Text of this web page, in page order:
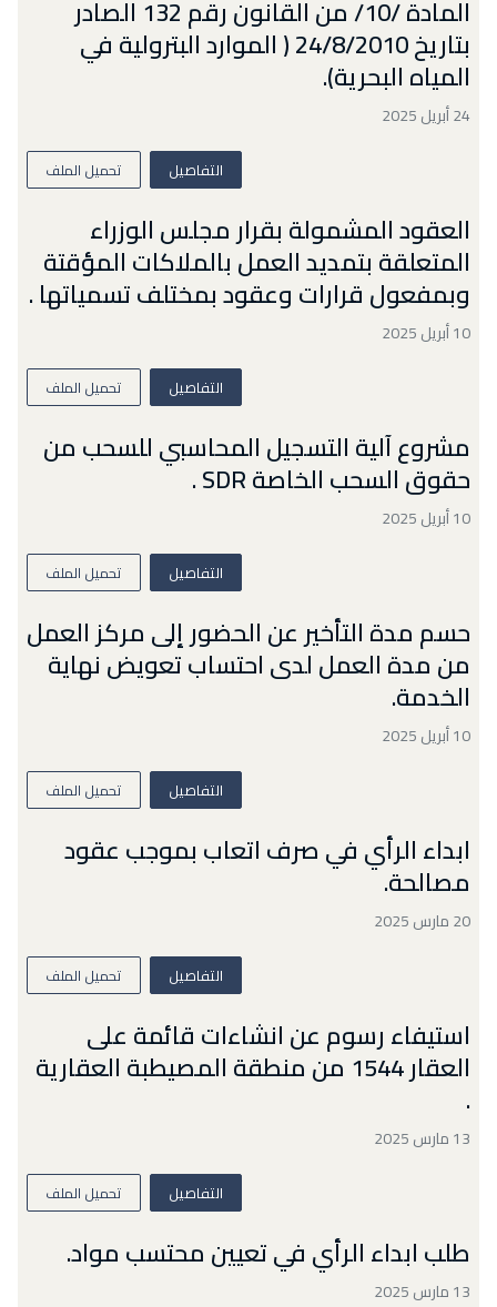
المادة /10/ من القانون رقم 132 الصادر
بتاريخ 24/8/2010 ( الموارد البترولية في
المياه البحرية).
24 أبريل 2025
التفاصيل تحميل الملف
العقود المشمولة بقرار مجلس الوزراء
المتعلقة بتمديد العمل بالملاكات المؤقتة
وبمفعول قرارات وعقود بمختلف تسمياتها .
10 أبريل 2025
التفاصيل تحميل الملف
مشروع آلية التسجيل المحاسبي للسحب من
حقوق السحب الخاصة SDR .
10 أبريل 2025
التفاصيل تحميل الملف
حسم مدة التأخير عن الحضور إلى مركز العمل
من مدة العمل لدى احتساب تعويض نهاية
الخدمة.
10 أبريل 2025
التفاصيل تحميل الملف
ابداء الرأي في صرف اتعاب بموجب عقود
مصالحة.
20 مارس 2025
التفاصيل تحميل الملف
استيفاء رسوم عن انشاءات قائمة على
العقار 1544 من منطقة المصيطبة العقارية
.
13 مارس 2025
التفاصيل تحميل الملف
طلب ابداء الرأي في تعيين محتسب مواد.
13 مارس 2025